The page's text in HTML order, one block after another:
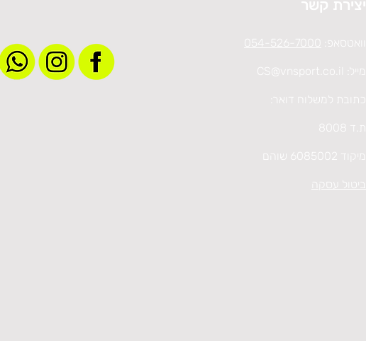
יצירת קשר
וואטסאפ: 054-526-7000
מייל: CS@vnsport.co.il
כתובת למשלוח דואר:
ת.ד 8008
מיקוד 6085002 שוהם
ביטול עסקה